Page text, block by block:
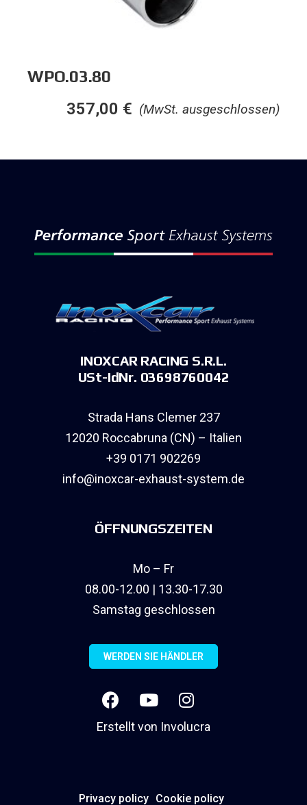
WPO.03.80
(MwSt. ausgeschlossen)
357,00 €
INOXCAR RACING S.R.L.
USt-IdNr. 03698760042
Strada Hans Clemer 237
12020 Roccabruna (CN) – Italien
+39 0171 902269
info@inoxcar-exhaust-system.de
ÖFFNUNGSZEITEN
Mo – Fr
08.00-12.00 | 13.30-17.30
Samstag geschlossen
WERDEN SIE HÄNDLER
Erstellt von Involucra
Privacy policy Cookie policy